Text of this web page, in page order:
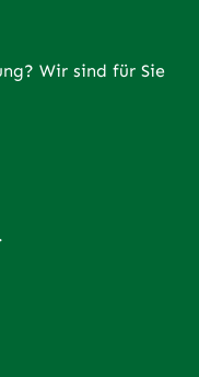
Wir sind für Sie
.
in neuem Tab
öffnet in neuem Tab
LinkedIn – öffnet in
inspirieren – öffnet
uns auf Xing – öffnet
Videos auf YouTube